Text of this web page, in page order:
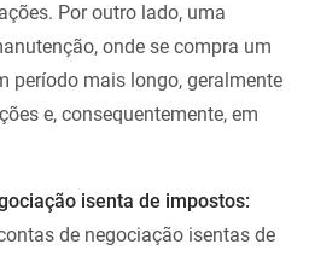
Por outro lado, uma
onde se compra um
período mais longo, geralmente
e, consequentemente, em
isenta de impostos:
de negociação isentas de